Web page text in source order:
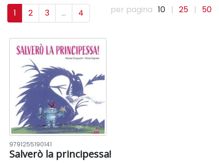
1
2 3 ... 4 per pagina 10 | 25 | 50
9791255190141
Salverò la principessa!